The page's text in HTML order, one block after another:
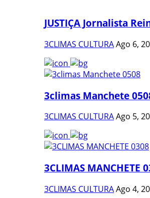
JUSTIÇA Jornalista
3CLIMAS CULTURAAgo 6,
3climas Manchete
3CLIMAS CULTURAAgo 5,
3CLIMAS MANCHETE
3CLIMAS CULTURAAgo 4,